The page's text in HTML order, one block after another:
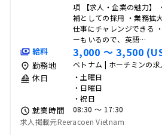
項 【求人・企業の魅力】
補としての採用 ・業務拡
仕事にチャレンジできる
ーもいるので、英語…
給料 3,000 〜 3,500
勤務地 ベトナム | ホーチミンの求
休日
・土曜日
・日曜日
・祝日
就業時間
08:30 〜 17:30
求人掲載元Reeracoen Vietnam